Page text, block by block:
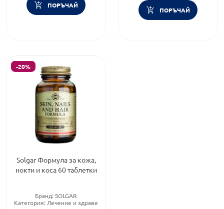
ПОРЪЧАЙ
ПОРЪЧАЙ
-20%
Solgar Формула за кожа,
нокти и коса 60 таблетки
Бранд: SOLGAR
Категория: Лечение и здраве